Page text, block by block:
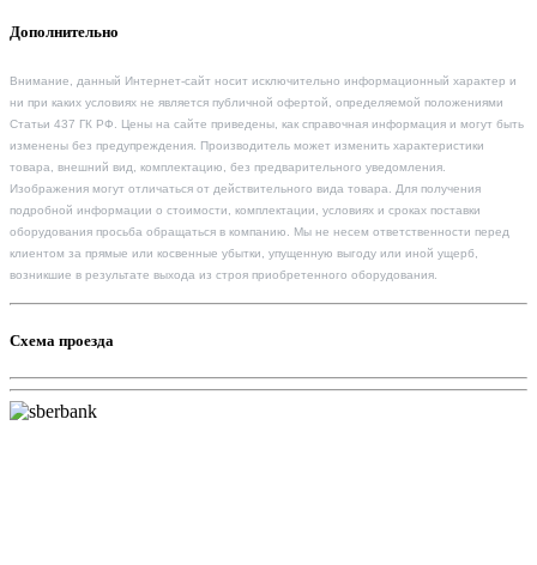
Дополнительно
Внимание, данный Интернет-сайт носит исключительно информационный характер и
ни при каких условиях не является публичной офертой, определяемой положениями
Статьи 437 ГК РФ. Цены на сайте приведены, как справочная информация и могут быть
изменены без предупреждения. Производитель может изменить характеристики
товара, внешний вид, комплектацию, без предварительного уведомления.
Изображения могут отличаться от действительного вида товара. Для получения
подробной информации о стоимости, комплектации, условиях и сроках поставки
оборудования просьба обращаться в компанию. Мы не несем ответственности перед
клиентом за прямые или косвенные убытки, упущенную выгоду или иной ущерб,
возникшие в результате выхода из строя приобретенного оборудования.
Схема проезда